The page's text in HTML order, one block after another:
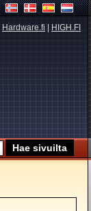
Hardware.fi HIGH.FI